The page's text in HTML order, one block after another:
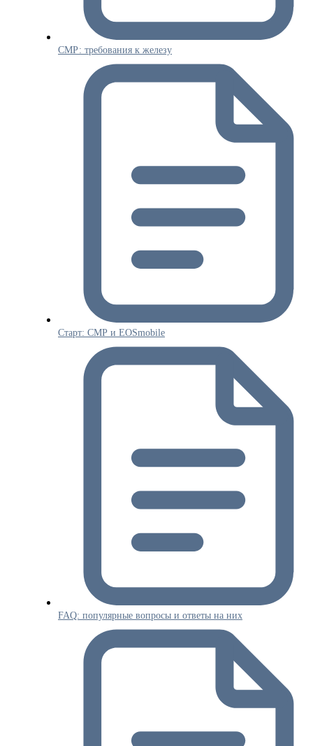
СМР: требования к железу
Старт: СМР и EOSmobile
FAQ: популярные вопросы и ответы на них